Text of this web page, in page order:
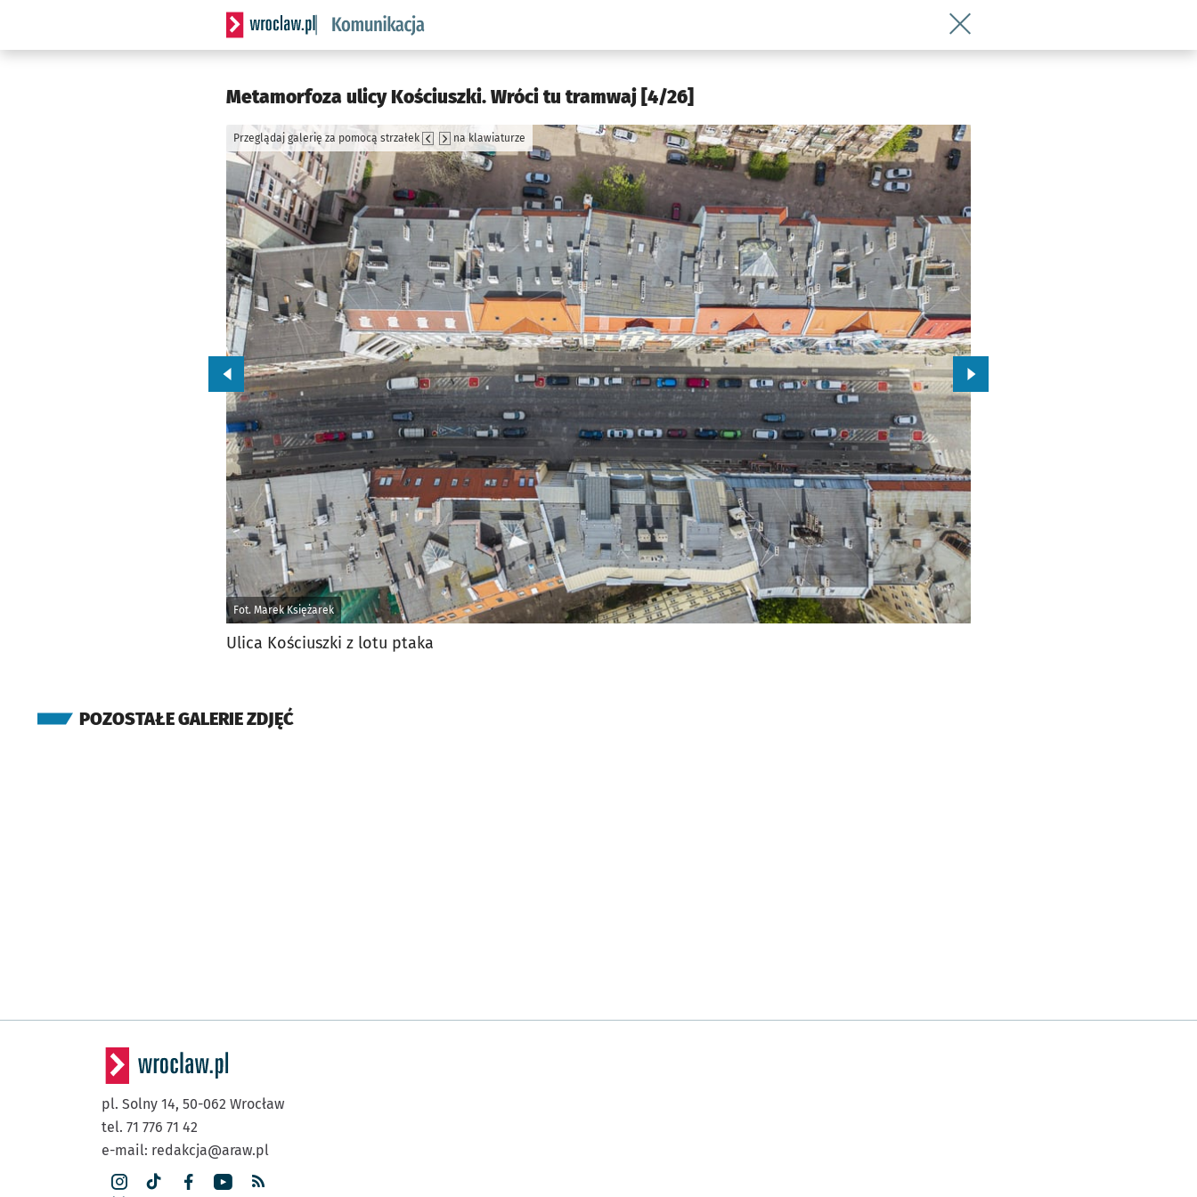
Serwis informacyjny wroclaw.pl podserwis: Komunikacja
Wróć do artykułu Metamorfoza ulicy
Metamorfoza ulicy Kościuszki. Wróci tu tramwaj [4/26]
Fot. Marek Księżarek
Przeglądaj galerię za pomocą strzałek na klawiaturze
Przejdź do poprzedniego zdjęcia. Przejdź do kolejnego zdjęcia.
Ulica Kościuszki z lotu ptaka
POZOSTAŁE GALERIE ZDJĘĆ
pl. Solny 14, 50-062 Wrocław
tel. 71 776 71 42
e-mail: redakcja@araw.pl